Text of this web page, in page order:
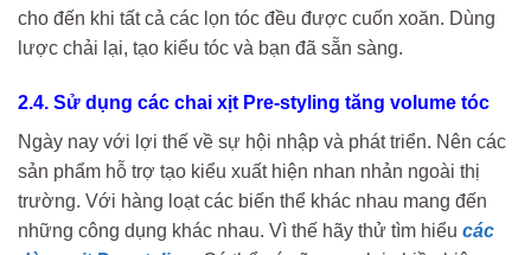
cho đến khi tất cả các lọn tóc đều được cuốn xoăn. Dùng
lược chải lại, tạo kiểu tóc và bạn đã sẵn sàng.
2.4. Sử dụng các chai xịt Pre-styling tăng volume tóc
Ngày nay với lợi thế về sự hội nhập và phát triển. Nên các
sản phẩm hỗ trợ tạo kiểu xuất hiện nhan nhản ngoài thị
trường. Với hàng loạt các biến thể khác nhau mang đến
những công dụng khác nhau. Vì thế hãy thử tìm hiểu các